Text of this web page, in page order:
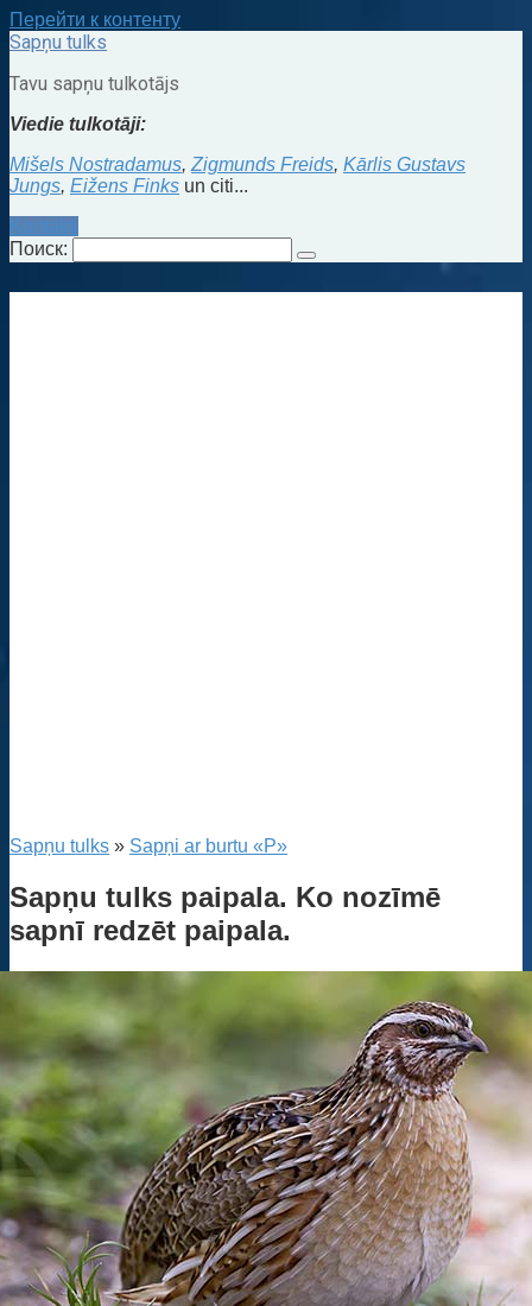
Перейти к контенту
Sapņu tulks
Tavu sapņu tulkotājs
Viedie tulkotāji:
Mišels Nostradamus, Zigmunds Freids, Kārlis Gustavs
Jungs, Eižens Finks un citi...
Kontakti
Поиск:
Sapņu tulks » Sapņi ar burtu «P»
Sapņu tulks paipala. Ko nozīmē
sapnī redzēt paipala.